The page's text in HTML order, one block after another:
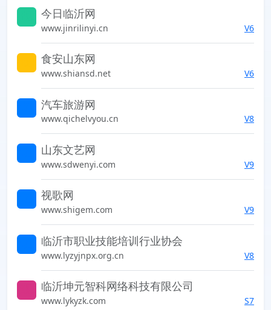
发现未知的世界
今日临沂网
www.jinrilinyi.cn V6
发现未知的世界
食安山东网
www.shiansd.net V6
发现未知的世界
汽车旅游网
www.qichelvyou.cn V8
发现未知的世界
山东文艺网
www.sdwenyi.com V9
发现未知的世界
视歌网
www.shigem.com V9
发现未知的世界
临沂市职业技能培训行业协会
www.lyzyjnpx.org.cn V8
发现未知的世界
临沂坤元智科网络科技有限公司
www.lykyzk.com S7